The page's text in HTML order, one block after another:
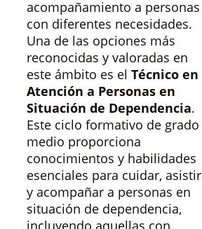
acompañamiento a personas
con diferentes necesidades.
Una de las opciones más
reconocidas y valoradas en
este ámbito es el Técnico en
Atención a Personas en
Situación de Dependencia.
Este ciclo formativo de grado
medio proporciona
conocimientos y habilidades
esenciales para cuidar, asistir
y acompañar a personas en
situación de dependencia,
incluyendo aquellas con